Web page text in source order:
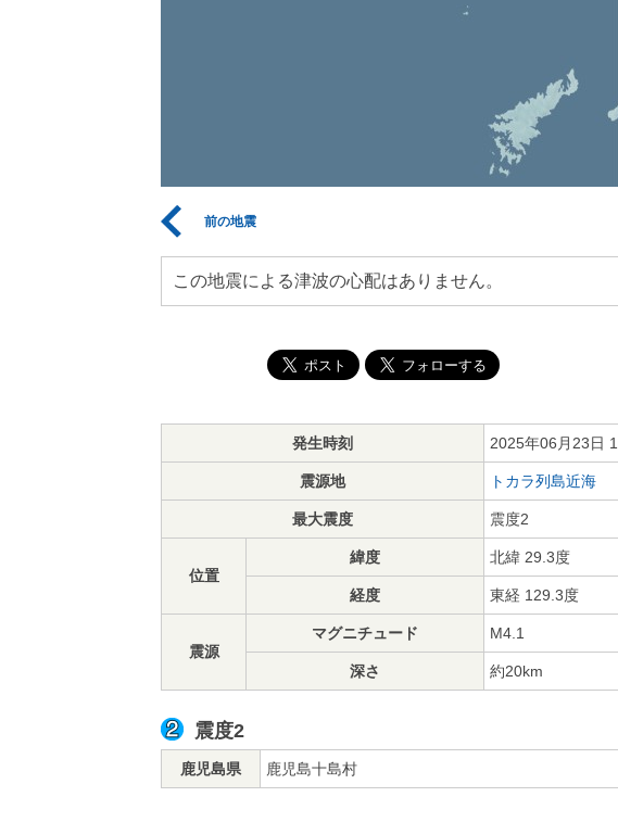
前の地震
この地震による津波の心配はありません。
発生時刻 2025年06月23日
震源地 トカラ列島近海
最大震度 震度2
位置
緯度 北緯 29.3度
経度 東経 129.3度
震源
マグニチュード M4.1
深さ 約20km
震度2
鹿児島県 鹿児島十島村